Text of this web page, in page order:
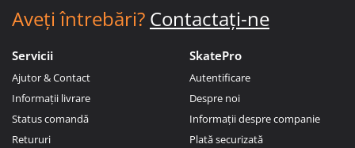
Aveți întrebări? Contactați-ne
Servicii
Ajutor & Contact
Informații livrare
Status comandă
Retururi
SkatePro
Autentificare
Despre noi
Informații despre companie
Plată securizată